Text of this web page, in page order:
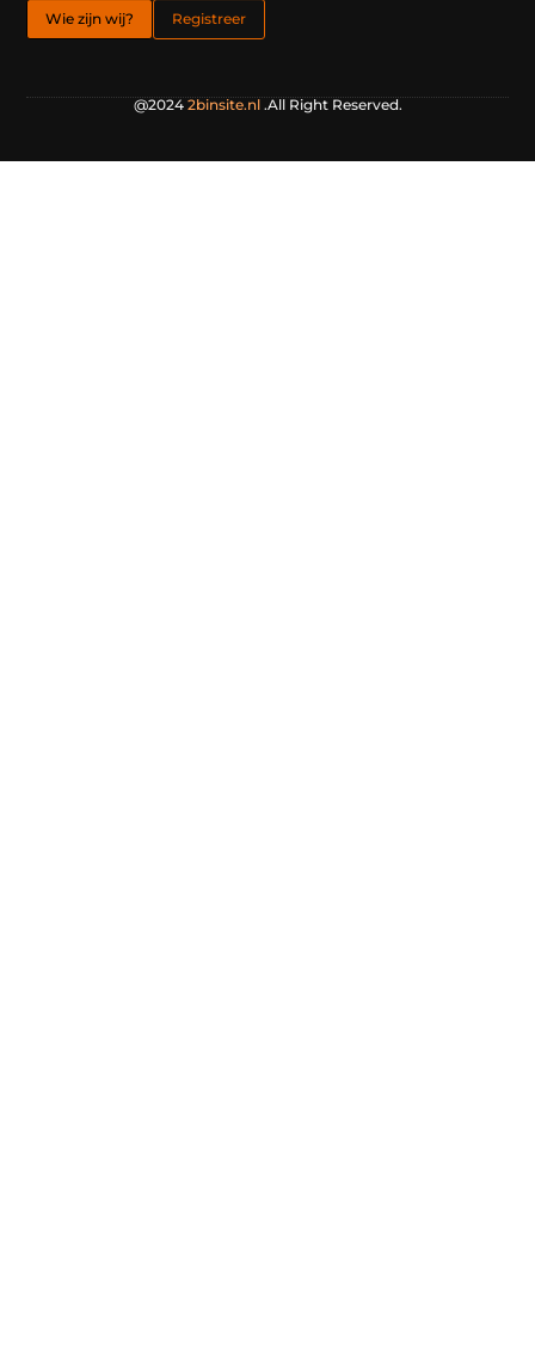
Wie zijn wij? Registreer
@2024 2binsite.nl.All Right Reserved.